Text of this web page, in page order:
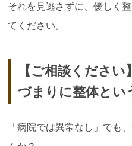
それを見逃さずに、優しく
てください。
【ご相談くださ
づまりに整体とい
「病院では異常なし」でも